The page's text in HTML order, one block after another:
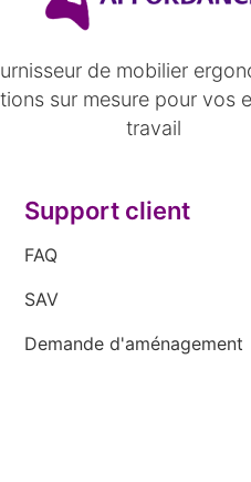
de mobilier
sur mesure pour vos
travail
Support client
FAQ
SAV
Demande d'aménagement